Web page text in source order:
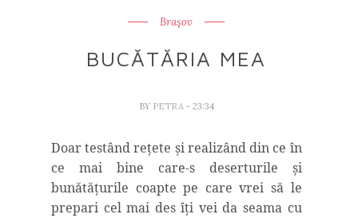
Braşov
BUCĂTĂRIA MEA
BY PETRA - 23:34
Doar testând reţete şi realizând din ce în
ce mai bine care-s deserturile şi
bunătăţurile coapte pe care vrei să le
prepari cel mai des îţi vei da seama cu